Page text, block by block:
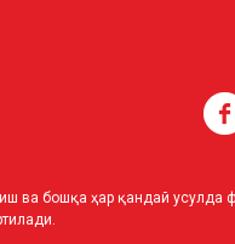
ва бошқа ҳар қандай усулда